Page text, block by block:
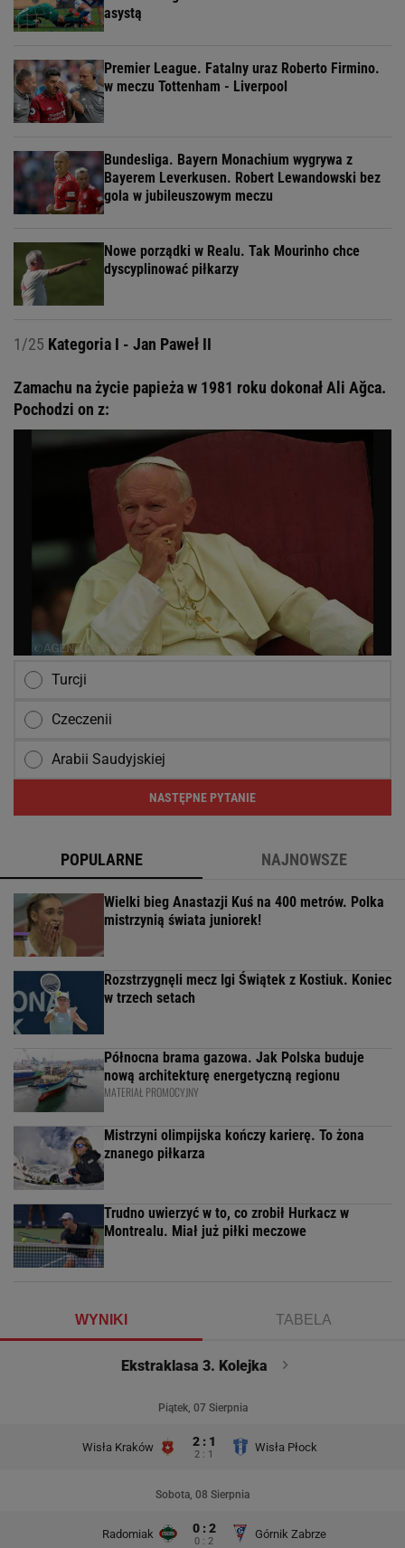
asystą
Premier League. Fatalny uraz Roberto Firmino.
w meczu Tottenham - Liverpool
Bundesliga. Bayern Monachium wygrywa z
Bayerem Leverkusen. Robert Lewandowski bez
gola w jubileuszowym meczu
Nowe porządki w Realu. Tak Mourinho chce
dyscyplinować piłkarzy
1/25 Kategoria I - Jan Paweł II
Zamachu na życie papieża w 1981 roku dokonał Ali Ağca.
Pochodzi on z:
Turcji
Czeczenii
Arabii Saudyjskiej
NASTĘPNE PYTANIE
POPULARNE NAJNOWSZE
Wielki bieg Anastazji Kuś na 400 metrów. Polka
mistrzynią świata juniorek!
Rozstrzygnęli mecz Igi Świątek z Kostiuk. Koniec
w trzech setach
Północna brama gazowa. Jak Polska buduje
nową architekturę energetyczną regionu
MATERIAŁ PROMOCYJNY
Mistrzyni olimpijska kończy karierę. To żona
znanego piłkarza
Trudno uwierzyć w to, co zrobił Hurkacz w
Montrealu. Miał już piłki meczowe
WYNIKI TABELA
Ekstraklasa 3. Kolejka
Piątek, 07 Sierpnia
Wisła Kraków 2 : 1
2 : 1
Wisła Płock
Sobota, 08 Sierpnia
Radomiak 0 : 2
0 : 2
Górnik Zabrze